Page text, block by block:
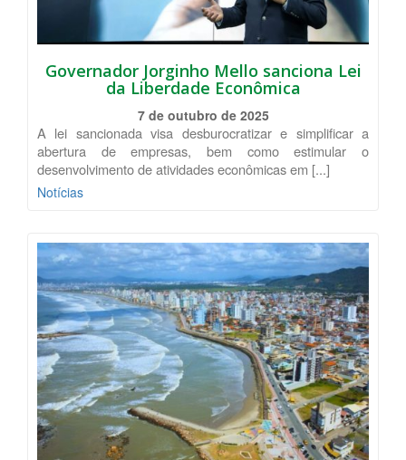
Governador Jorginho Mello sanciona Lei
da Liberdade Econômica
7 de outubro de 2025
A lei sancionada visa desburocratizar e simplificar a
abertura de empresas, bem como estimular o
desenvolvimento de atividades econômicas em [...]
Notícias